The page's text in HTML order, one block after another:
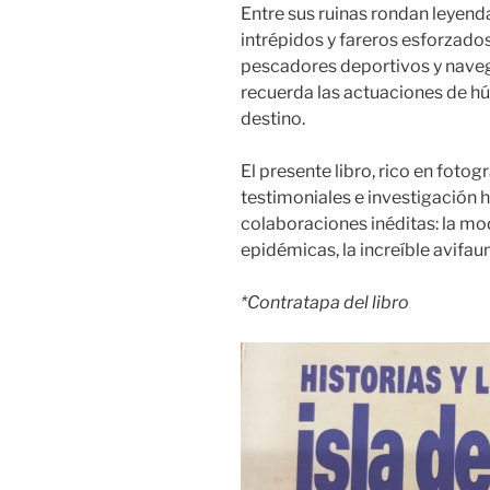
Entre sus ruinas rondan
intrépidos y fareros
pescadores deportivos y
recuerda las actuaciones de
destino.
El presente libro, rico en
testimoniales e investigación
colaboraciones inéditas: la
epidémicas, la increíble
*Contratapa del libro